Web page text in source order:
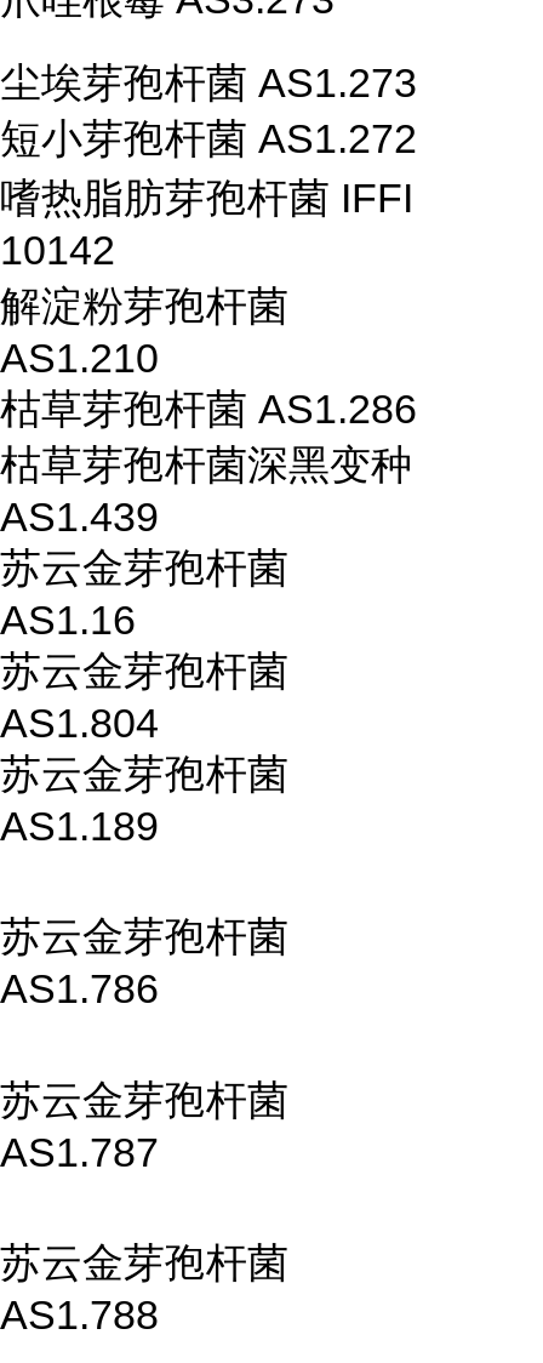
尘埃芽孢杆菌 AS1.273
短小芽孢杆菌 AS1.272
嗜热脂肪芽孢杆菌 IFFI
10142
解淀粉芽孢杆菌
AS1.210
枯草芽孢杆菌 AS1.286
枯草芽孢杆菌深黑变种
AS1.439
苏云金芽孢杆菌
AS1.16
苏云金芽孢杆菌
AS1.804
苏云金芽孢杆菌
AS1.189
苏云金芽孢杆菌
AS1.786
苏云金芽孢杆菌
AS1.787
苏云金芽孢杆菌
AS1.788